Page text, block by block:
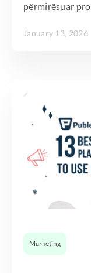
përmirësuar
January 13, 2026
Marketing